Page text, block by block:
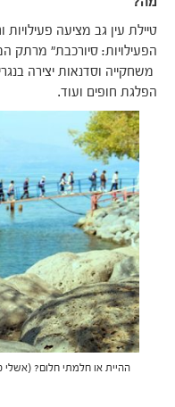
טיילת עין גב מציעה
הפעילויות: סיורכבת" מרתק
משחקייה וסדנאות יצירה
הפלגת חופים ועוד.
ההיית או חלמתי חלום? (אשלי